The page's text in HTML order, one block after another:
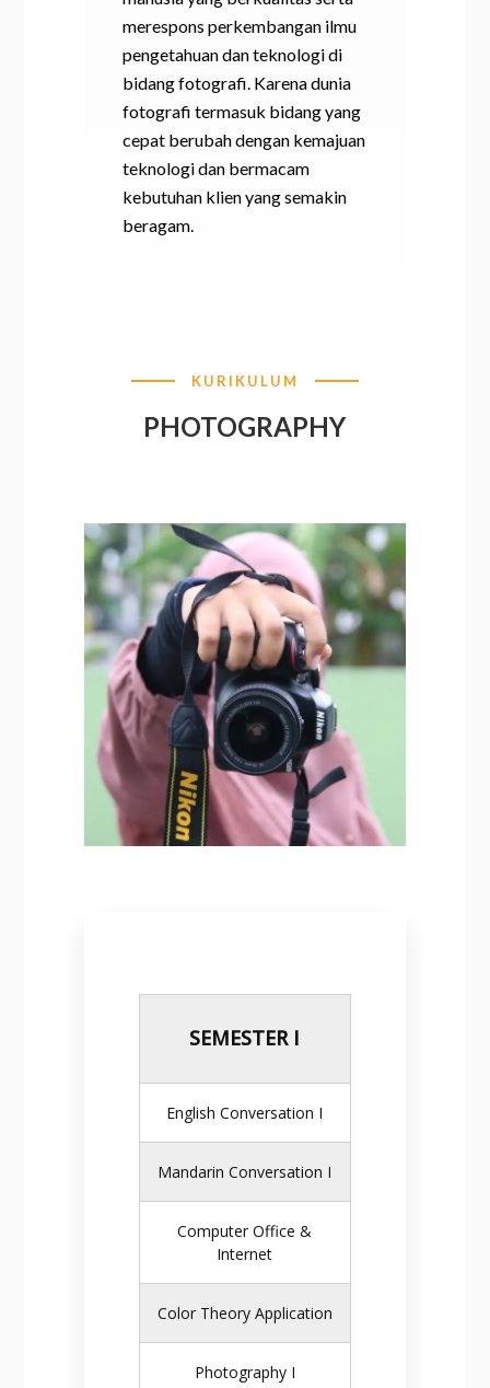
merespons perkembangan ilmu
pengetahuan dan teknologi di
bidang fotografi. Karena dunia
fotografi termasuk bidang yang
cepat berubah dengan kemajuan
teknologi dan bermacam
kebutuhan klien yang semakin
beragam.
KURIKULUM
PHOTOGRAPHY
SEMESTER I
English Conversation I
Mandarin Conversation I
Computer Office &
Internet
Color Theory Application
Photography I